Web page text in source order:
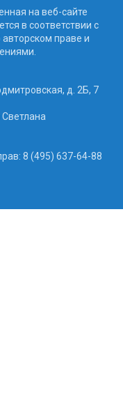
на веб-сайте
в соответствии с
праве и
д. 2Б, 7
8 (495) 637-64-88